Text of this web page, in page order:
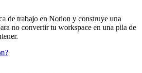
de trabajo en Notion y construye una
no convertir tu workspace en una pila de